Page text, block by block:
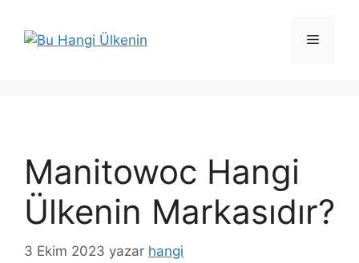
Menü
Manitowoc Hangi
Ülkenin Markasıdır?
3 Ekim 2023 yazar hangi